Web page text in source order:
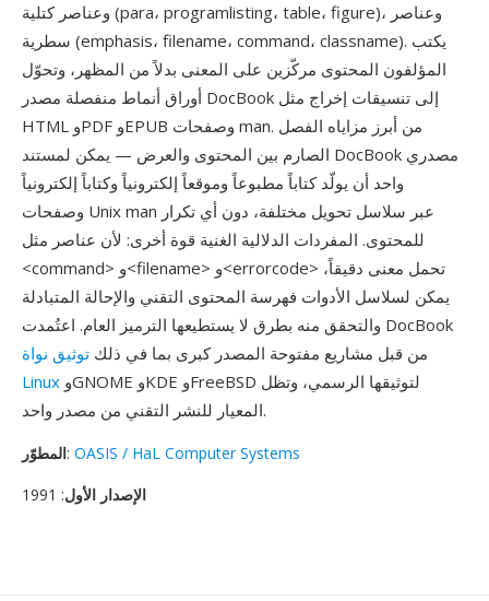
وعناصر كتلية (para، programlisting، table، figure)، وعناصر
سطرية (emphasis، filename، command، classname). يكتب
المؤلفون المحتوى مركّزين على المعنى بدلاً من المظهر، وتحوّل
أوراق أنماط منفصلة مصدر DocBook إلى تنسيقات إخراج مثل
HTML وPDF وEPUB وصفحات man. من أبرز مزاياه الفصل
الصارم بين المحتوى والعرض — يمكن لمستند DocBook مصدري
واحد أن يولّد كتاباً مطبوعاً وموقعاً إلكترونياً وكتاباً إلكترونياً
وصفحات Unix man عبر سلاسل تحويل مختلفة، دون أي تكرار
للمحتوى. المفردات الدلالية الغنية قوة أخرى: لأن عناصر مثل
<command> و<filename> و<errorcode> تحمل معنى دقيقاً،
يمكن لسلاسل الأدوات فهرسة المحتوى التقني والإحالة المتبادلة
والتحقق منه بطرق لا يستطيعها الترميز العام. اعتُمدت DocBook
من قبل مشاريع مفتوحة المصدر كبرى بما في ذلك توثيق نواة
Linux
المعيار للنشر التقني من مصدر واحد.
المطوّر: OASIS / HaL Computer Systems
الإصدار الأول: 1991